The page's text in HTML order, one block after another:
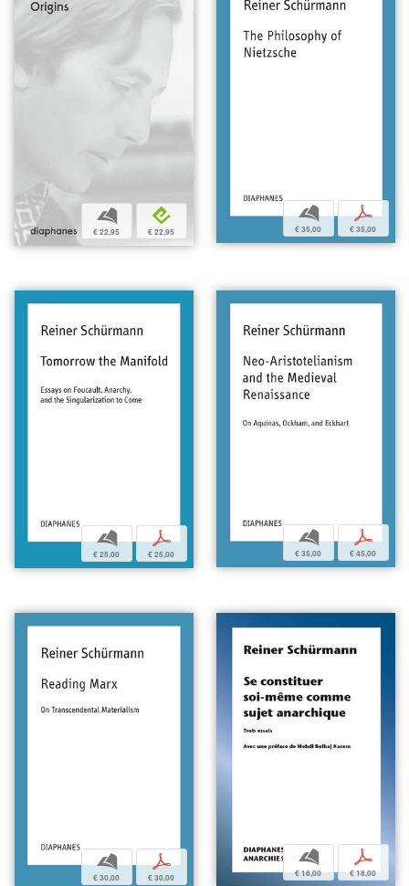
b
€ 22,95
e
€ 22,95
b
€ 35,00
p
€ 35,00
b
€ 25,00
p
€ 25,00
b
€ 35,00
p
€ 45,00
b
€ 30,00
p
€ 30,00
b
€ 18,00
p
€ 18,00